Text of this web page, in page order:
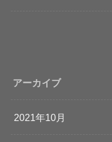
アーカイブ
2021年10月